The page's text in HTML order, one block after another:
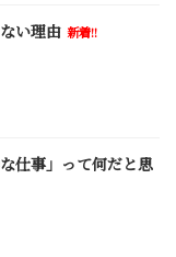
い理由 新着!!
仕事」って何だと思